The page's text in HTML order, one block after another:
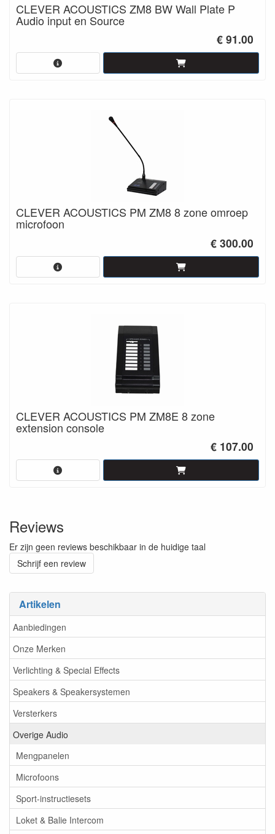
Artikelen
Aanbiedingen
Onze Merken
Verlichting & Special Effects
Speakers & Speakersystemen
Versterkers
Overige Audio
Mengpanelen
Microfoons
Sport-instructiesets
Loket & Balie Intercom
CLEVER ACOUSTICS ZM8 BW Wall Plate P
Audio input en Source
€ 91.00
CLEVER ACOUSTICS PM ZM8 8 zone omroep
microfoon
€ 300.00
CLEVER ACOUSTICS PM ZM8E 8 zone
extension console
€ 107.00
Reviews
Er zijn geen reviews beschikbaar in de huidige taal
Schrijf een review